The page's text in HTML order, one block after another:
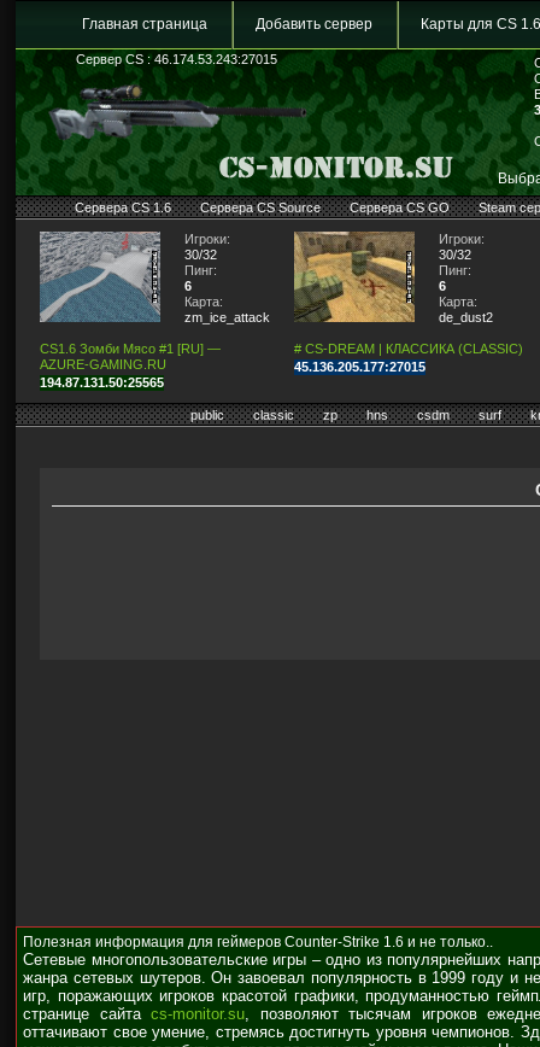
Главная страница Добавить сервер Карты для CS 1.6
Сервер CS : 46.174.53.243:27015
Сервера CS 1.6 Сервера CS Source Сервера CS GO Steam
Игроки:
30/32
Пинг:
6
Карта:
zm_ice_attack2009
CS1.6 Зомби Мясо #1 [RU] —
AZURE-GAMING.RU
194.87.131.50:25565
Игроки:
30/32
Пинг:
6
Карта:
de_dust2
# CS-DREAM | КЛАССИКА (CLASSIC)
45.136.205.177:27015
public classic zp hns csdm surf
Полезная информация для геймеров Counter-Strike 1.6 и не только..
Сетевые многопользовательские игры – одно из популярнейших
жанра сетевых шутеров. Он завоевал популярность в 1999 году и
игр, поражающих игроков красотой графики, продуманностью
странице сайта cs-monitor.su, позволяют тысячам игроков
оттачивают свое умение, стремясь достигнуть уровня чемпионов.